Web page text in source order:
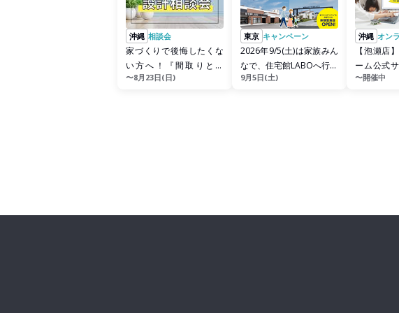
沖縄 相談会
家づくりで後悔したくな
い方へ！『間取りと設
計』相談会
〜8月23日(日)
東京 キャンペーン
2026年9/5(土)は家族みん
なで、住宅館LABOへ行こ
う！
9月5日(土)
沖縄 オン
【泡瀬店
ーム公式
談予約
〜開催中